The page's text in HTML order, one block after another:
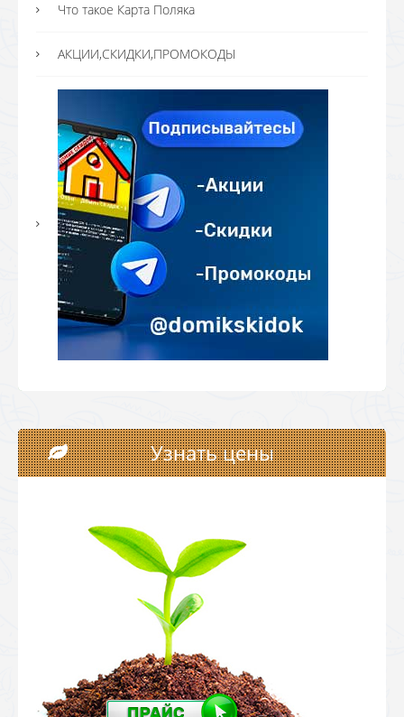
Что такое Карта Поляка
АКЦИИ,СКИДКИ,ПРОМОКОДЫ
Узнать цены